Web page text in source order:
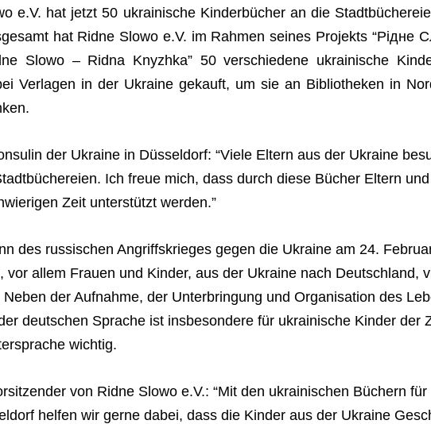
e.V. hat jetzt 50 ukrai­ni­sche Kin­der­bü­cher an die
hat Ridne Slowo e.V. im Rah­men sei­nes Pro­jekts “Рідне
Slowo – Ridna Knyzhka” 50 ver­schie­dene ukrai­ni­sche
Ver­la­gen in der Ukraine gekauft, um sie an Biblio­the­ken in
der Ukraine in Düs­sel­dorf: “Viele Eltern aus der Ukraine
Ich freue mich, dass durch diese Bücher Eltern
Zeit unter­stützt werden.”
des rus­si­schen Angriffs­krie­ges gegen die Ukraine am 24.
vor allem Frauen und Kin­der, aus der Ukraine nach Deutsch­land,
der Auf­nahme, der Unter­brin­gung und Orga­ni­sa­tion des
deut­schen Spra­che ist ins­be­son­dere für ukrai­ni­sche Kin­der der
wichtig.
von Ridne Slowo e.V.: “Mit den ukrai­ni­schen Büchern für
hel­fen wir gerne dabei, dass die Kin­der aus der Ukraine